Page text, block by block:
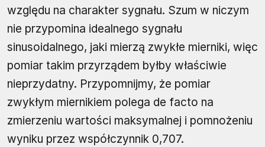
względu na charakter sygnału. Szum w niczym
nie przypomina idealnego sygnału
sinusoidalnego, jaki mierzą zwykłe mierniki, więc
pomiar takim przyrządem byłby właściwie
nieprzydatny. Przypomnijmy, że pomiar
zwykłym miernikiem polega de facto na
zmierzeniu wartości maksymalnej i pomnożeniu
wyniku przez współczynnik 0,707.